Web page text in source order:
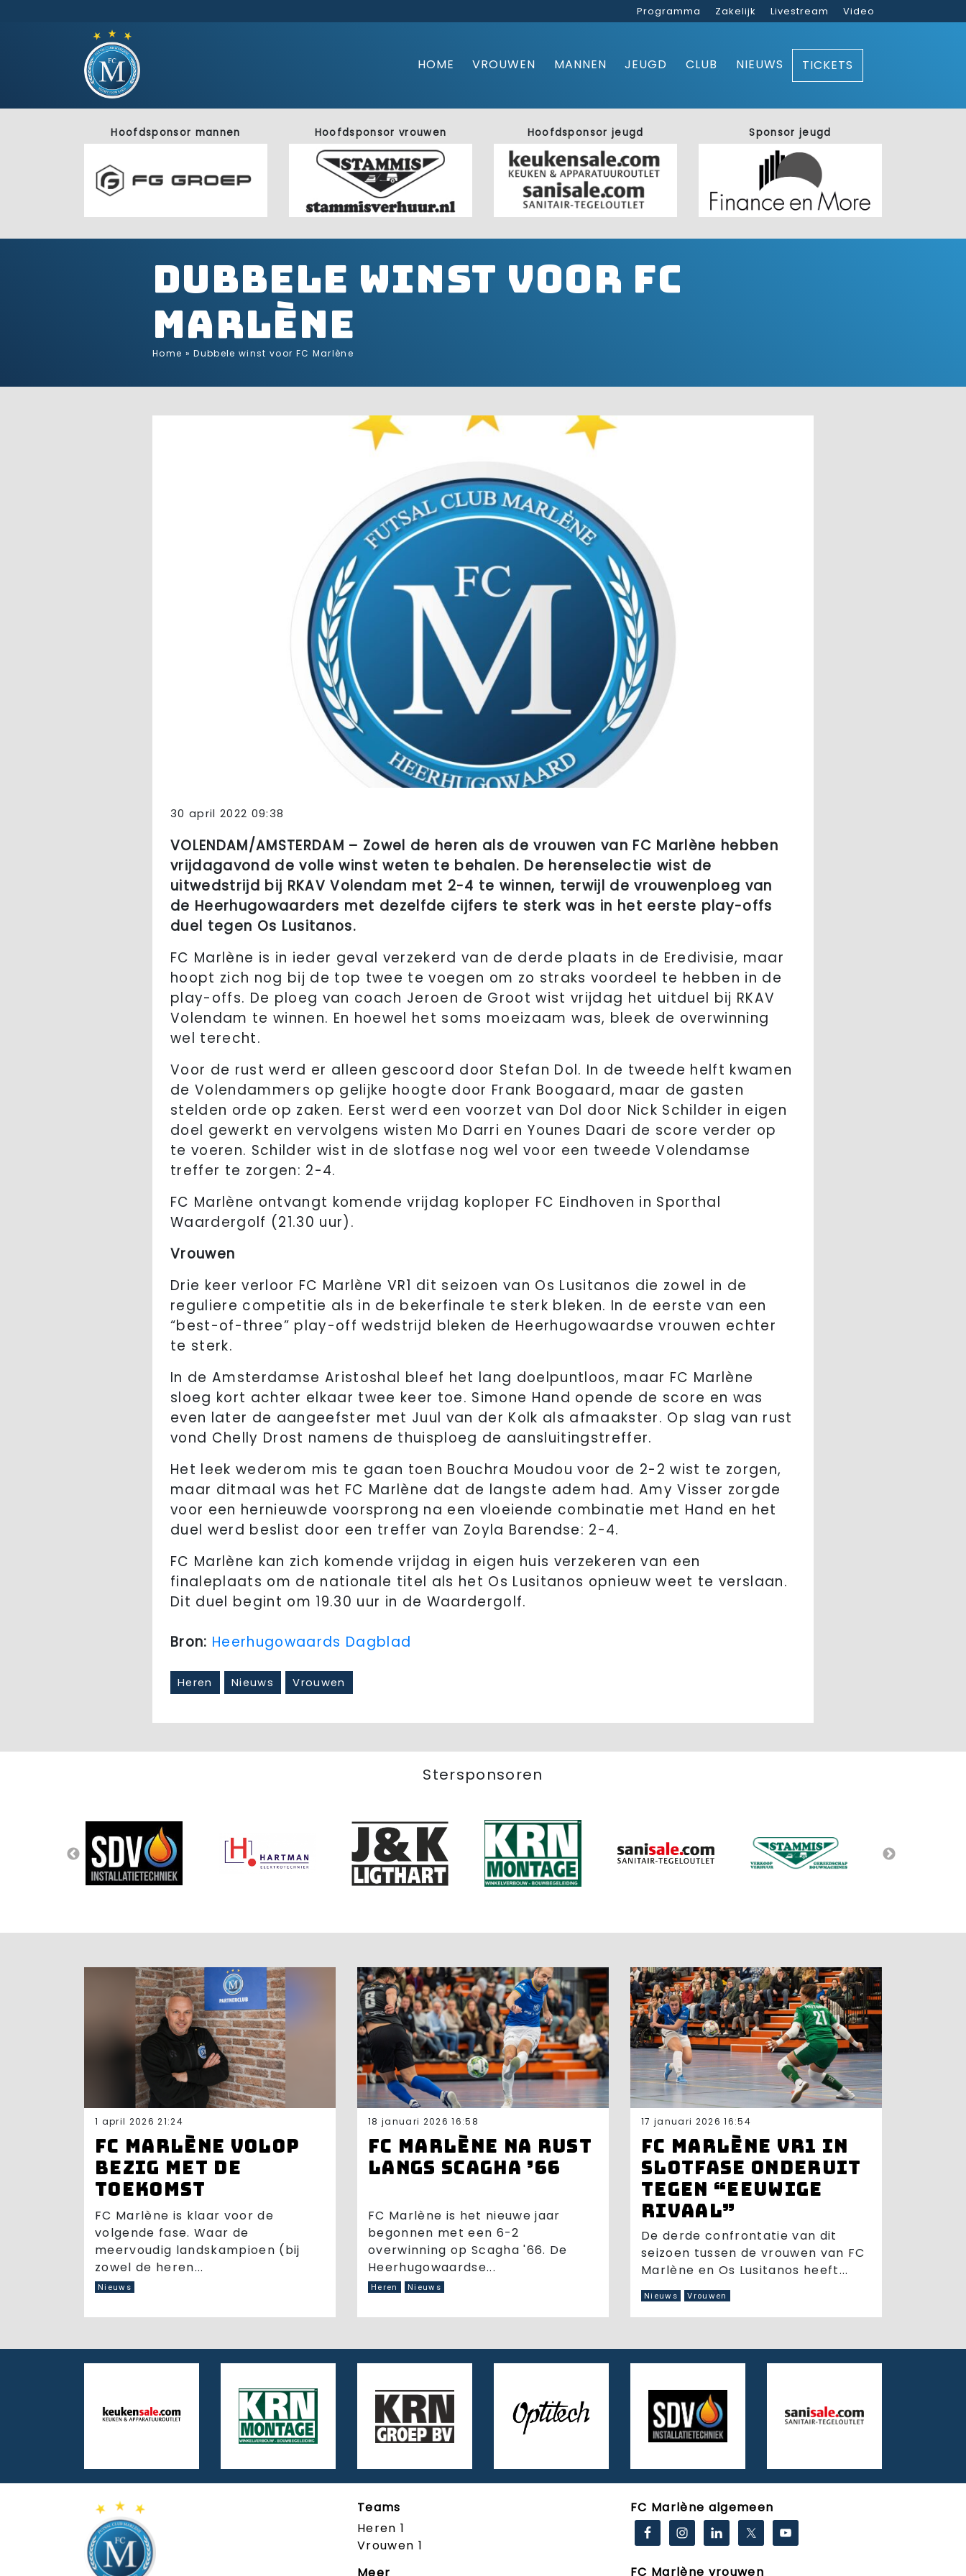
Programma Zakelijk Livestream Video
HOME VROUWEN MANNEN JEUGD CLUB NIEUWS TICKETS
Hoofdsponsor mannen Hoofdsponsor vrouwen Hoofdsponsor jeugd Sponsor jeugd
Dubbele winst voor FC
Marlène
Home »Dubbele winst voor FC Marlène
30 april 2022 09:38
VOLENDAM/AMSTERDAM – Zowel de heren als de vrouwen van FC Marlène hebben
vrijdagavond de volle winst weten te behalen. De herenselectie wist de
uitwedstrijd bij RKAV Volendam met 2-4 te winnen, terwijl de vrouwenploeg van
de Heerhugowaarders met dezelfde cijfers te sterk was in het eerste play-offs
duel tegen Os Lusitanos.
FC Marlène is in ieder geval verzekerd van de derde plaats in de Eredivisie, maar
hoopt zich nog bij de top twee te voegen om zo straks voordeel te hebben in de
play-offs. De ploeg van coach Jeroen de Groot wist vrijdag het uitduel bij RKAV
Volendam te winnen. En hoewel het soms moeizaam was, bleek de overwinning
wel terecht.
Voor de rust werd er alleen gescoord door Stefan Dol. In de tweede helft kwamen
de Volendammers op gelijke hoogte door Frank Boogaard, maar de gasten
stelden orde op zaken. Eerst werd een voorzet van Dol door Nick Schilder in eigen
doel gewerkt en vervolgens wisten Mo Darri en Younes Daari de score verder op
te voeren. Schilder wist in de slotfase nog wel voor een tweede Volendamse
treffer te zorgen: 2-4.
FC Marlène ontvangt komende vrijdag koploper FC Eindhoven in Sporthal
Waardergolf (21.30 uur).
Vrouwen
Drie keer verloor FC Marlène VR1 dit seizoen van Os Lusitanos die zowel in de
reguliere competitie als in de bekerfinale te sterk bleken. In de eerste van een
“best-of-three” play-off wedstrijd bleken de Heerhugowaardse vrouwen echter
te sterk.
In de Amsterdamse Aristoshal bleef het lang doelpuntloos, maar FC Marlène
sloeg kort achter elkaar twee keer toe. Simone Hand opende de score en was
even later de aangeefster met Juul van der Kolk als afmaakster. Op slag van rust
vond Chelly Drost namens de thuisploeg de aansluitingstreffer.
Het leek wederom mis te gaan toen Bouchra Moudou voor de 2-2 wist te zorgen,
maar ditmaal was het FC Marlène dat de langste adem had. Amy Visser zorgde
voor een hernieuwde voorsprong na een vloeiende combinatie met Hand en het
duel werd beslist door een treffer van Zoyla Barendse: 2-4.
FC Marlène kan zich komende vrijdag in eigen huis verzekeren van een
finaleplaats om de nationale titel als het Os Lusitanos opnieuw weet te verslaan.
Dit duel begint om 19.30 uur in de Waardergolf.
Bron: Heerhugowaards Dagblad
Heren Nieuws Vrouwen
Stersponsoren
1 april 2026 21:24
FC Marlène volop
bezig met de
toekomst
FC Marlène is klaar voor de
volgende fase. Waar de
meervoudig landskampioen (bij
zowel de heren...
Nieuws
18 januari 2026 16:58
FC Marlène na rust
langs Scagha ’66
FC Marlène is het nieuwe jaar
begonnen met een 6-2
overwinning op Scagha '66. De
Heerhugowaardse...
Heren Nieuws
17 januari 2026 16:54
FC Marlène VR1 in
slotfase onderuit
tegen “eeuwige
rivaal”
De derde confrontatie van dit
seizoen tussen de vrouwen van FC
Marlène en Os Lusitanos heeft...
Nieuws Vrouwen
Teams
Heren 1
Vrouwen 1
FC Marlène algemeen
FC Marlène vrouwen